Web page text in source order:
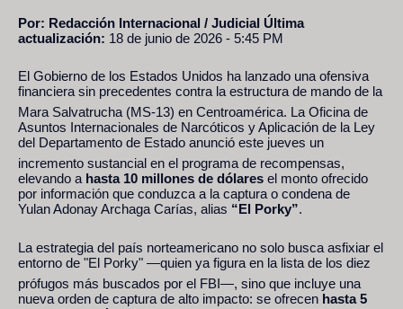
Por: Redacción Internacional / Judicial Última
actualización: 18 de junio de 2026 - 5:45 PM
El Gobierno de los Estados Unidos ha lanzado una ofensiva
financiera sin precedentes contra la estructura de mando de la
Mara Salvatrucha (MS-13) en Centroamérica. La Oficina de
Asuntos Internacionales de Narcóticos y Aplicación de la Ley
del Departamento de Estado anunció este jueves un
incremento sustancial en el programa de recompensas,
elevando a hasta 10 millones de dólares el monto ofrecido
por información que conduzca a la captura o condena de
Yulan Adonay Archaga Carías, alias “El Porky”.
La estrategia del país norteamericano no solo busca asfixiar el
entorno de "El Porky" —quien ya figura en la lista de los diez
prófugos más buscados por el FBI—, sino que incluye una
nueva orden de captura de alto impacto: se ofrecen hasta 5